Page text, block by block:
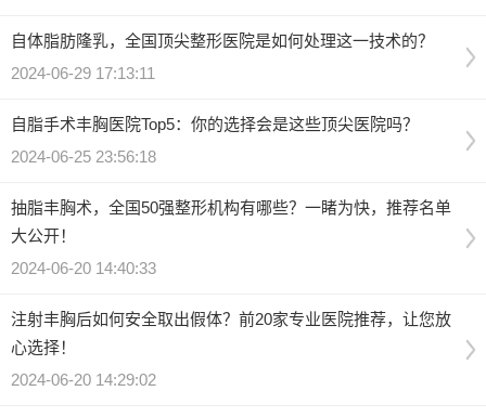
自体脂肪隆乳，全国顶尖整形医院是如何处理这一技术的？
2024-06-29 17:13:11
自脂手术丰胸医院Top5：你的选择会是这些顶尖医院吗？
2024-06-25 23:56:18
抽脂丰胸术，全国50强整形机构有哪些？一睹为快，推荐名单
大公开！
2024-06-20 14:40:33
注射丰胸后如何安全取出假体？前20家专业医院推荐，让您放
心选择！
2024-06-20 14:29:02